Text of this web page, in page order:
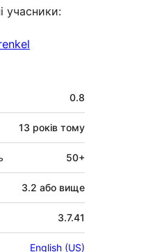
учасники:
0.8
13 років тому
50+
3.2 або вище
3.7.41
English (US)